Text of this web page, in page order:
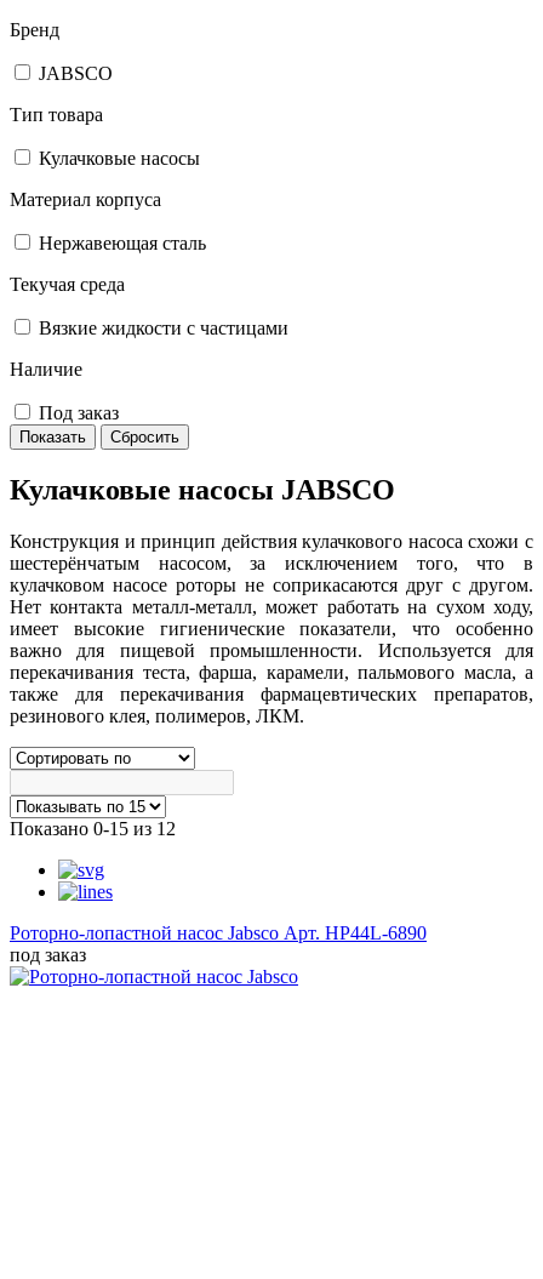
Бренд
JABSCO
Тип товара
Кулачковые насосы
Материал корпуса
Нержавеющая сталь
Текучая среда
Вязкие жидкости с частицами
Наличие
Под заказ
Кулачковые насосы JABSCO
Конструкция и принцип действия кулачкового насоса схожи с
шестерёнчатым насосом, за исключением того, что в
кулачковом насосе роторы не соприкасаются друг с другом.
Нет контакта металл-металл, может работать на сухом ходу,
имеет высокие гигиенические показатели, что особенно
важно для пищевой промышленности. Используется для
перекачивания теста, фарша, карамели, пальмового масла, а
также для перекачивания фармацевтических препаратов,
резинового клея, полимеров, ЛКМ.
Показано 0-15 из 12
Роторно-лопастной насос Jabsco Арт. HP44L-6890
под заказ